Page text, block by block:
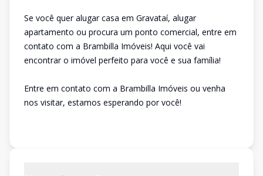
Se você quer alugar casa em Gravataí, alugar
apartamento ou procura um ponto comercial, entre em
contato com a Brambilla Imóveis! Aqui você vai
encontrar o imóvel perfeito para você e sua família!
Entre em contato com a Brambilla Imóveis ou venha
nos visitar, estamos esperando por você!